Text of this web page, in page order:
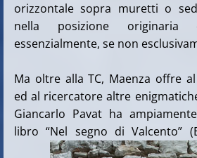
orizzontale sopra muretti o
nella posizione
essenzialmente, se non
Ma oltre alla TC, Maenza offre
ed al ricercatore altre
Giancarlo Pavat ha
libro “Nel segno di Valcento”